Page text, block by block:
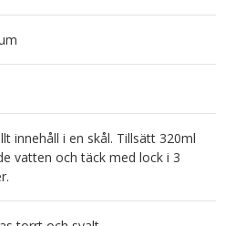
innehåll i en skål. Tillsätt 320ml
vatten och täck med lock i 3